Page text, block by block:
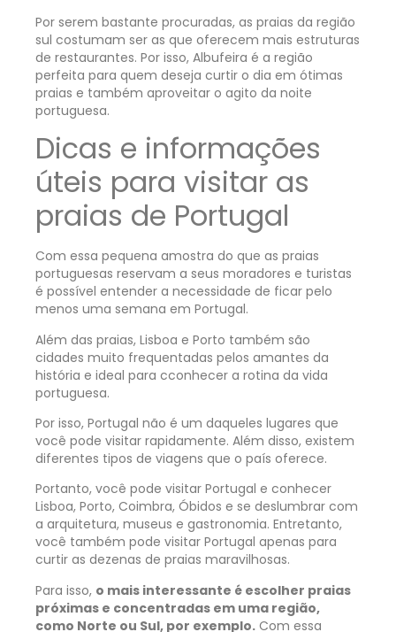
Por serem bastante procuradas, as praias da região
sul costumam ser as que oferecem mais estruturas
de restaurantes. Por isso, Albufeira é a região
perfeita para quem deseja curtir o dia em ótimas
praias e também aproveitar o agito da noite
portuguesa.
Dicas e informações
úteis para visitar as
praias de Portugal
Com essa pequena amostra do que as praias
portuguesas reservam a seus moradores e turistas
é possível entender a necessidade de ficar pelo
menos uma semana em Portugal.
Além das praias, Lisboa e Porto também são
cidades muito frequentadas pelos amantes da
história e ideal para cconhecer a rotina da vida
portuguesa.
Por isso, Portugal não é um daqueles lugares que
você pode visitar rapidamente. Além disso, existem
diferentes tipos de viagens que o país oferece.
Portanto, você pode visitar Portugal e conhecer
Lisboa, Porto, Coimbra, Óbidos e se deslumbrar com
a arquitetura, museus e gastronomia. Entretanto,
você também pode visitar Portugal apenas para
curtir as dezenas de praias maravilhosas.
Para isso, o mais interessante é escolher praias
próximas e concentradas em uma região,
como Norte ou Sul, por exemplo. Com essa